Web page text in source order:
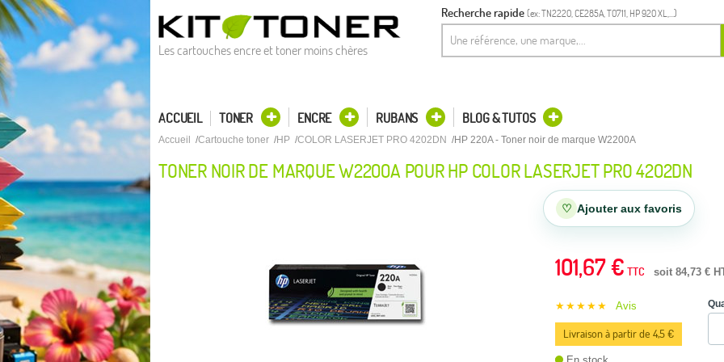
Les cartouches encre et toner moins chères
Recherche rapide (ex: TN2220, CE285A, T0711, HP 920 XL,...)
ACCUEIL TONER ENCRE RUBANS BLOG & TUTOS
Accueil Cartouche toner HP COLOR LASERJET PRO 4202DN HP 220A - Toner noir de marque W2200A
TONER NOIR DE MARQUE W2200A POUR HP COLOR LASERJET PRO 4202DN
♡ Ajouter aux favoris
101,67 € TTC soit 84,73 €
★★★★★ Avis
Livraison à partir de 4,5 €